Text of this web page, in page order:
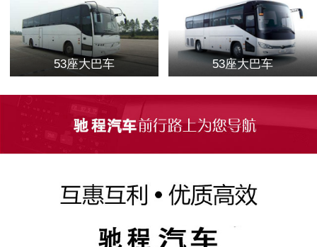
53座大巴车 53座大巴车